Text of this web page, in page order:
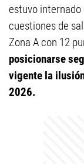
estuvo
cuestiones de
Zona A con 12
posicionarse
vigente la
2026.